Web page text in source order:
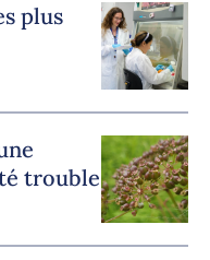
plus
trouble